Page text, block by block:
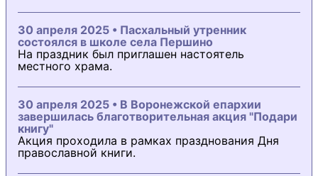
30 апреля 2025 • Пасхальный утренник
состоялся в школе села Першино
На праздник был приглашен настоятель
местного храма.
30 апреля 2025 • В Воронежской епархии
завершилась благотворительная акция "Подари
книгу"
Акция проходила в рамках празднования Дня
православной книги.